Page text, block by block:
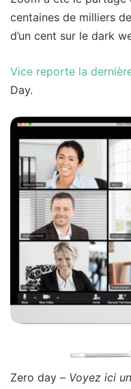
centaines de milliers
d’un cent sur le dark
Vice reporte la
Day.
Zero day – Voyez ici